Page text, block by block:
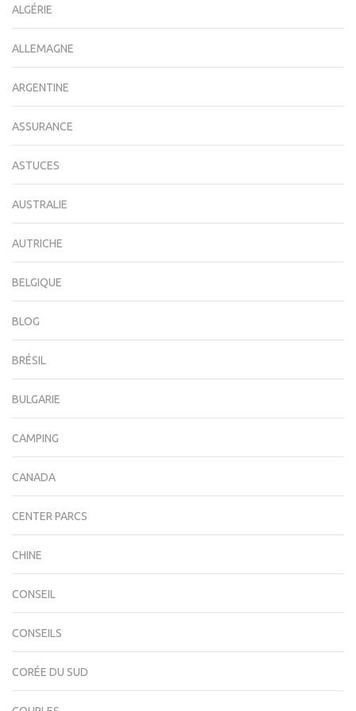
ALGÉRIE
ALLEMAGNE
ARGENTINE
ASSURANCE
ASTUCES
AUSTRALIE
AUTRICHE
BELGIQUE
BLOG
BRÉSIL
BULGARIE
CAMPING
CANADA
CENTER PARCS
CHINE
CONSEIL
CONSEILS
CORÉE DU SUD